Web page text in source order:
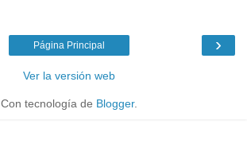
›
Página Principal
Ver la versión web
Con tecnología de Blogger.